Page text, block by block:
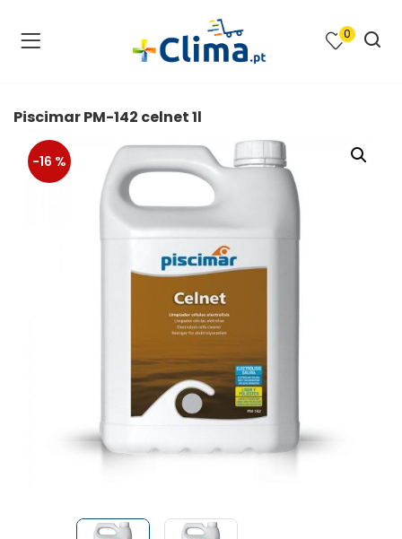
e Barbecues )
renováveis )
0
Piscimar PM-142 celnet 1l
-16 %